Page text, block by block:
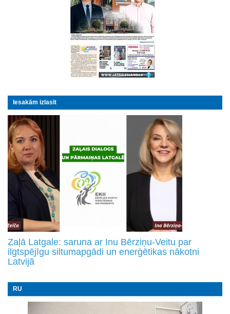
Iesakām izlasīt
Zaļā Latgale: saruna ar Inu Bērziņu-Veitu par
ilgtspējīgu siltumapgādi un enerģētikas nākotni
Latvijā
RU